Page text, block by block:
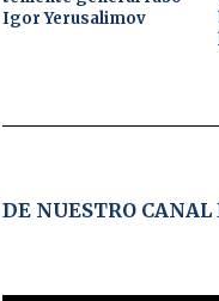
Igor Yerusalimov
DE NUESTRO CANAL